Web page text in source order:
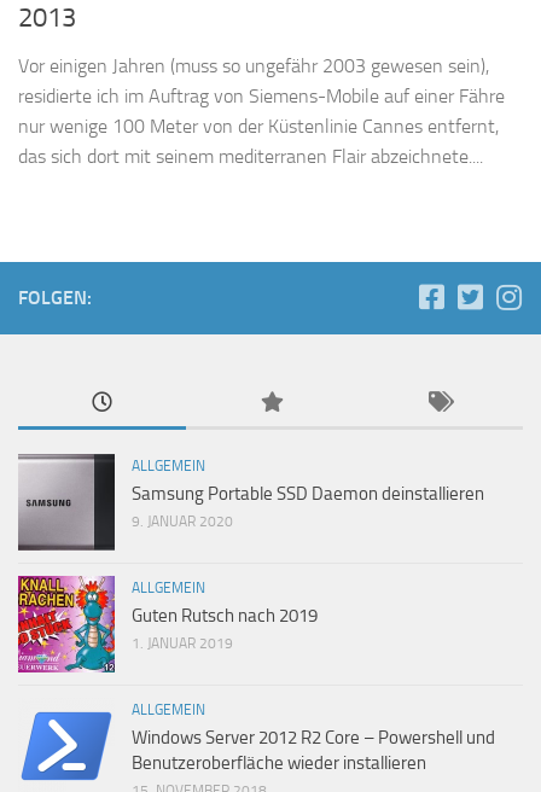
2013
Vor einigen Jahren (muss so ungefähr 2003 gewesen sein),
residierte ich im Auftrag von Siemens-Mobile auf einer Fähre
nur wenige 100 Meter von der Küstenlinie Cannes entfernt,
das sich dort mit seinem mediterranen Flair abzeichnete....
FOLGEN:
ALLGEMEIN
Samsung Portable SSD Daemon deinstallieren
9. JANUAR 2020
ALLGEMEIN
Guten Rutsch nach 2019
1. JANUAR 2019
ALLGEMEIN
Windows Server 2012 R2 Core – Powershell und
Benutzeroberfläche wieder installieren